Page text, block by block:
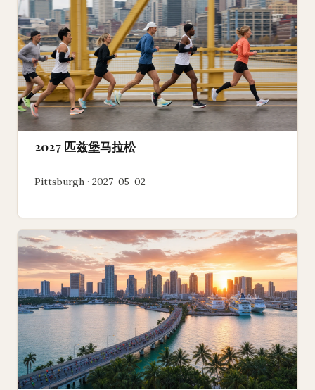
2027 匹兹堡马拉松
Pittsburgh · 2027-05-02